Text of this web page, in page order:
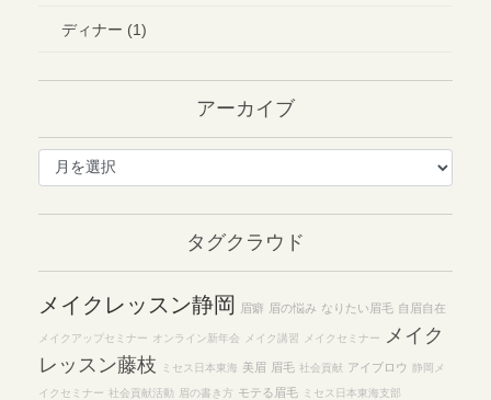
ディナー (1)
アーカイブ
ア
イ
タグクラウド
メイクレッスン静岡 眉癖 眉の悩み なりたい眉毛 自眉自在
メイクアップセミナー オンライン新年会 メイク講習 メイクセミナー
メイク
レッスン藤枝
ミセス日本東海 美眉 眉毛 社会貢献 アイブロウ 静岡メ
イクセミナー 社会貢献活動 眉の書き方 モテる眉毛 ミセス日本東海支部